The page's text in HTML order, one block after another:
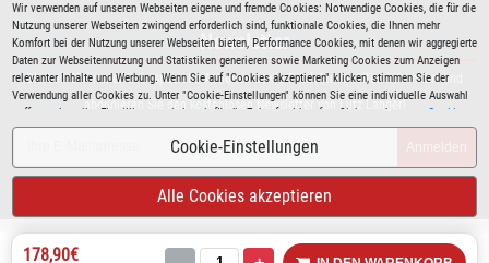
Wir verwenden auf unseren Webseiten eigene und fremde Cookies: Notwendige Cookies, die für die
Nutzung unserer Webseiten zwingend erforderlich sind, funktionale Cookies, die Ihnen mehr
Komfort bei der Nutzung unserer Webseiten bieten, Performance Cookies, mit denen wir aggregierte
Daten zur Webseitennutzung und Statistiken generieren sowie Marketing Cookies zum Anzeigen
relevanter Inhalte und Werbung. Wenn Sie auf "Cookies akzeptieren" klicken, stimmen Sie der
Verwendung aller Cookies zu. Unter "Cookie-Einstellungen" können Sie eine individuelle Auswahl
treffen und erteilte Einwilligungen jederzeit für die Zukunft widerrufen. Siehe auch unsere Cookie
Richtlinie.
Cookie-Einstellungen
Alle Cookies akzeptieren
178,90€
Newsletter
Bleiben Sie immer über spezielle Aktionen sowie Produktneuheiten informiert und
abonnieren Sie den kostenlosen Newsletter von Lutz Langer!